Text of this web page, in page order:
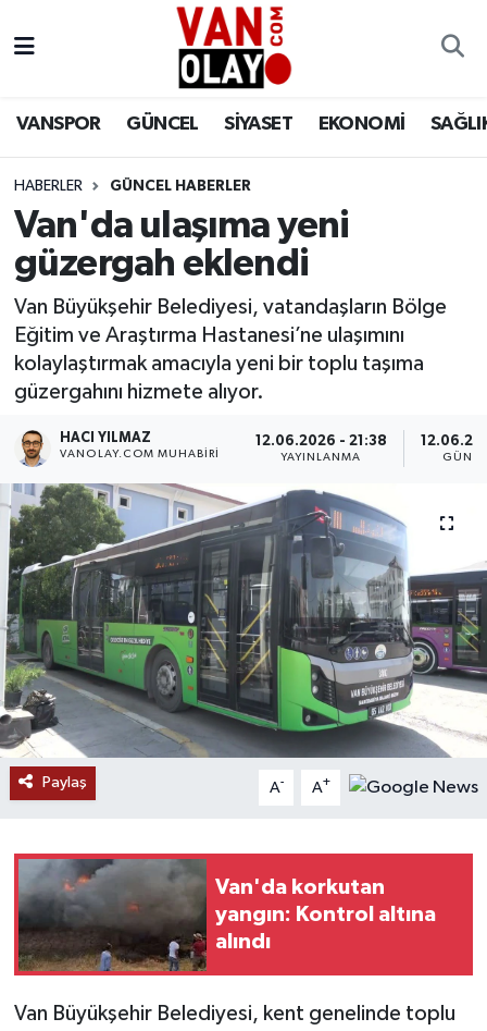
VANSPOR GÜNCEL SİYASET EKONOMİ
HABERLER GÜNCEL HABERLER
Van'da ulaşıma yeni
güzergah eklendi
Van Büyükşehir Belediyesi, vatandaşların Bölge
Eğitim ve Araştırma Hastanesi’ne ulaşımını
kolaylaştırmak amacıyla yeni bir toplu taşıma
güzergahını hizmete alıyor.
HACI YILMAZ
VANOLAY.COM MUHABIRI
12.06.2026 - 21:38
YAYINLANMA
Paylaş A- A+
Van'da korkutan
yangın: Kontrol altına
alındı
Van Büyükşehir Belediyesi, kent genelinde toplu
Siyaset
Sağlık
Eğitim
RESMİ İLANLAR
Van Nöbetçi Eczaneler
Van Namaz Vakitleri
Van Trafik Yoğunluk Haritası
Süper Lig Puan Durumu ve Fikstür
Tüm Manşetler